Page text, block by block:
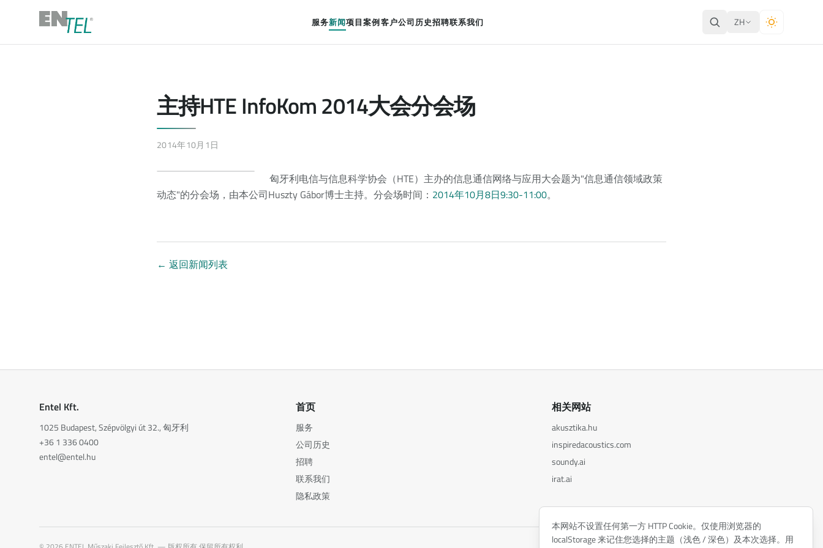
服务新闻项目案例客户公司历史招聘联系我们 ZH
主持HTE InfoKom 2014大会分会场
2014年10月1日
匈牙利电信与信息科学协会（HTE）主办的信息通信网络与应用大会题为"信息通信领域政策
动态"的分会场，由本公司Huszty Gábor博士主持。分会场时间： 2014年10月8日9:30-11:00。
← 返回新闻列表
Entel Kft.
1025 Budapest, Szépvölgyi út 32., 匈牙利
+36 1 336 0400
entel@entel.hu
首页
服务
公司历史
招聘
联系我们
隐私政策
相关网站
akusztika.hu
inspiredacoustics.com
soundy.ai
irat.ai
本网站不设置任何第一方 HTTP Cookie。仅使用浏览器的
localStorage 来记住您选择的主题（浅色 / 深色）及本次选择。用